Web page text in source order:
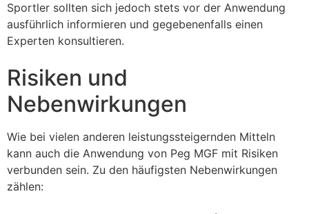
Sportler sollten sich jedoch stets vor der Anwendung
ausführlich informieren und gegebenenfalls einen
Experten konsultieren.
Risiken und
Nebenwirkungen
Wie bei vielen anderen leistungssteigernden Mitteln
kann auch die Anwendung von Peg MGF mit Risiken
verbunden sein. Zu den häufigsten Nebenwirkungen
zählen: